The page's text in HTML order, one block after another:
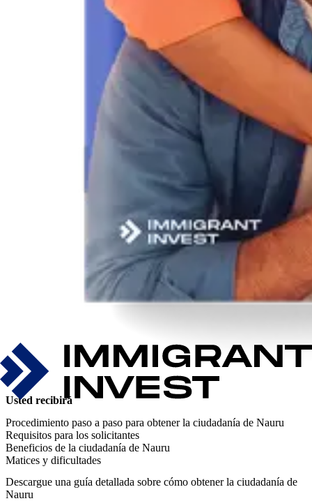
Usted recibirá
Procedimiento paso a paso para obtener la ciudadanía de Nauru
Requisitos para los solicitantes
Beneficios de la ciudadanía de Nauru
Matices y dificultades
Descargue una guía detallada sobre cómo obtener la ciudadanía de
Nauru